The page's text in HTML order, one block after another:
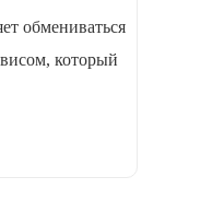
обмениваться
который